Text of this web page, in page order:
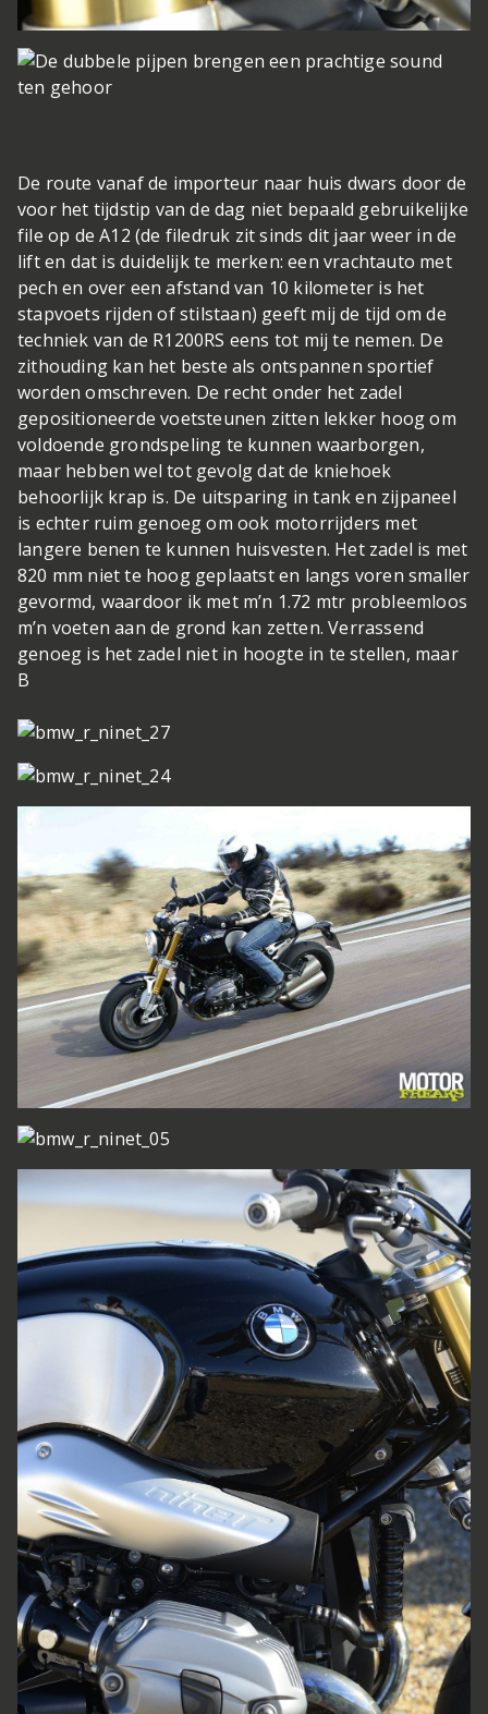
De route vanaf de importeur naar huis dwars door de
voor het tijdstip van de dag niet bepaald gebruikelijke
file op de A12 (de filedruk zit sinds dit jaar weer in de
lift en dat is duidelijk te merken: een vrachtauto met
pech en over een afstand van 10 kilometer is het
stapvoets rijden of stilstaan) geeft mij de tijd om de
techniek van de R1200RS eens tot mij te nemen. De
zithouding kan het beste als ontspannen sportief
worden omschreven. De recht onder het zadel
gepositioneerde voetsteunen zitten lekker hoog om
voldoende grondspeling te kunnen waarborgen,
maar hebben wel tot gevolg dat de kniehoek
behoorlijk krap is. De uitsparing in tank en zijpaneel
is echter ruim genoeg om ook motorrijders met
langere benen te kunnen huisvesten. Het zadel is met
820 mm niet te hoog geplaatst en langs voren smaller
gevormd, waardoor ik met m’n 1.72 mtr probleemloos
m’n voeten aan de grond kan zetten. Verrassend
genoeg is het zadel niet in hoogte in te stellen, maar
B